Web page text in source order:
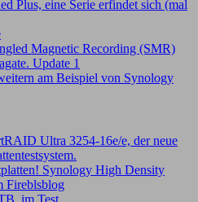
Plus, eine Serie erfindet sich (mal
Magnetic Recording (SMR)
Update 1
am Beispiel von Synology
Ultra 3254-16e/e, der neue
Synology High Density
Fireblsblog
im Test.